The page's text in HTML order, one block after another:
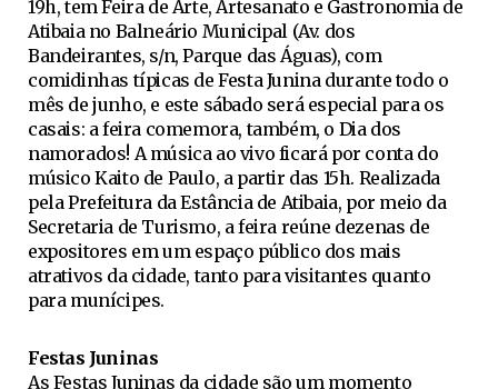
19h, tem Feira de Arte, Artesanato e Gastronomia de
Atibaia no Balneário Municipal (Av. dos
Bandeirantes, s/n, Parque das Águas), com
comidinhas típicas de Festa Junina durante todo o
mês de junho, e este sábado será especial para os
casais: a feira comemora, também, o Dia dos
namorados! A música ao vivo ficará por conta do
músico Kaito de Paulo, a partir das 15h. Realizada
pela Prefeitura da Estância de Atibaia, por meio da
Secretaria de Turismo, a feira reúne dezenas de
expositores em um espaço público dos mais
atrativos da cidade, tanto para visitantes quanto
para munícipes.
Festas Juninas
As Festas Juninas da cidade são um momento